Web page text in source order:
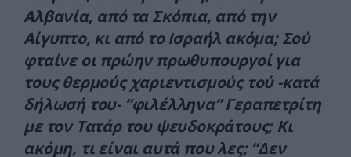
Αλβανία, από τα Σκόπια, από την
Αίγυπτο, κι από το Ισραήλ ακόμα; Σού
φταίνε οι πρώην πρωθυπουργοί για
τους θερμούς χαριεντισμούς τού -κατά
δήλωσή του- “φιλέλληνα” Γεραπετρίτη
με τον Τατάρ του ψευδοκράτους; Κι
ακόμη, τι είναι αυτά που λες; “Δεν